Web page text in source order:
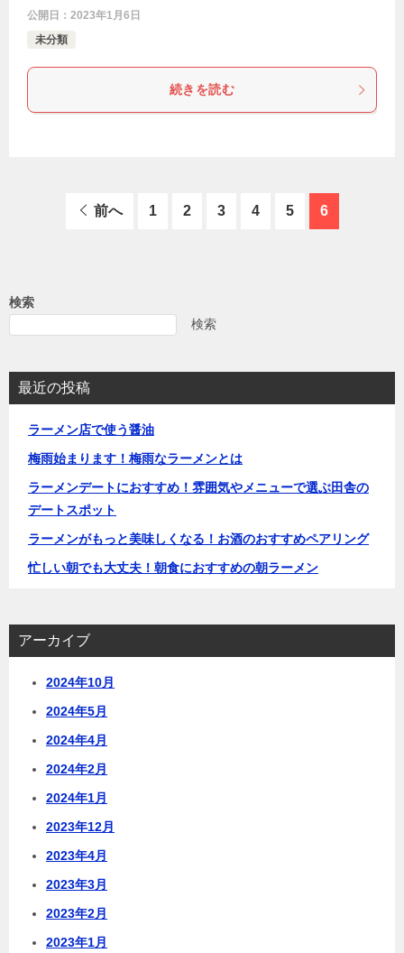
公開日： 2023年1月6日
未分類
続きを読む
前へ 1 2 3 4 5 6
検索
検索
最近の投稿
ラーメン店で使う醤油
梅雨始まります！梅雨なラーメンとは
ラーメンデートにおすすめ！雰囲気やメニューで選ぶ田舎の
デートスポット
ラーメンがもっと美味しくなる！お酒のおすすめペアリング
忙しい朝でも大丈夫！朝食におすすめの朝ラーメン
アーカイブ
2024年10月
2024年5月
2024年4月
2024年2月
2024年1月
2023年12月
2023年4月
2023年3月
2023年2月
2023年1月